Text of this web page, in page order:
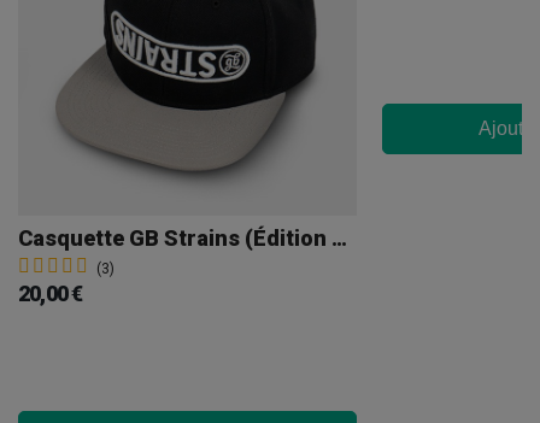
Casquette GB Strains (Édition Limitée)
(3)
20,00 €